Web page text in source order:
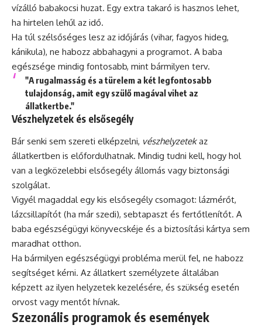
vízálló babakocsi huzat. Egy extra takaró is hasznos lehet,
ha hirtelen lehűl az idő.
Ha túl szélsőséges lesz az időjárás (vihar, fagyos hideg,
kánikula), ne habozz abbahagyni a programot. A baba
egészsége mindig fontosabb, mint bármilyen terv.
"A rugalmasság és a türelem a két legfontosabb
tulajdonság, amit egy szülő magával vihet az
állatkertbe."
Vészhelyzetek és elsősegély
Bár senki sem szereti elképzelni, vészhelyzetekaz
állatkertben is előfordulhatnak. Mindig tudni kell, hogy hol
van a legközelebbi elsősegély állomás vagy biztonsági
szolgálat.
Vigyél magaddal egy kis elsősegély csomagot: lázmérőt,
lázcsillapítót (ha már szedi), sebtapaszt és fertőtlenítőt. A
baba egészségügyi könyvecskéje és a biztosítási kártya sem
maradhat otthon.
Ha bármilyen egészségügyi probléma merül fel, ne habozz
segítséget kérni. Az állatkert személyzete általában
képzett az ilyen helyzetek kezelésére, és szükség esetén
orvost vagy mentőt hívnak.
Szezonális programok és események